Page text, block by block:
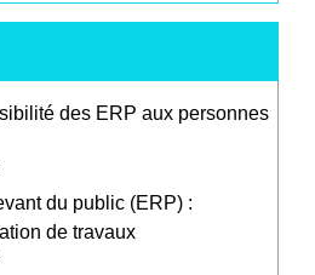
des ERP aux personnes
du public (ERP) :
de travaux